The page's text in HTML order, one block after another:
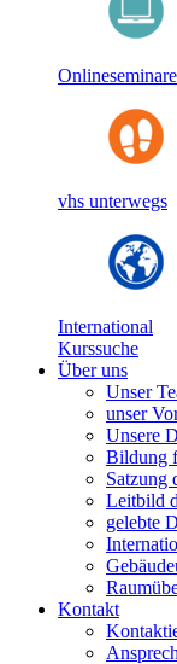
Onlineseminare
vhs unterwegs
International
Kurssuche
Über uns
Unser
unser
Unsere
Bildung
Satzung
Leitbild
gelebte
Kontakt